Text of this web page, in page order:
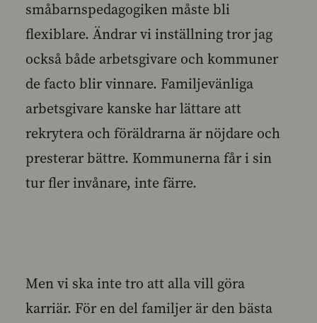
småbarnspedagogiken måste bli
flexiblare. Ändrar vi inställning tror jag
också både arbetsgivare och kommuner
de facto blir vinnare. Familjevänliga
arbetsgivare kanske har lättare att
rekrytera och föräldrarna är nöjdare och
presterar bättre. Kommunerna får i sin
tur fler invånare, inte färre.
Men vi ska inte tro att alla vill göra
karriär. För en del familjer är den bästa